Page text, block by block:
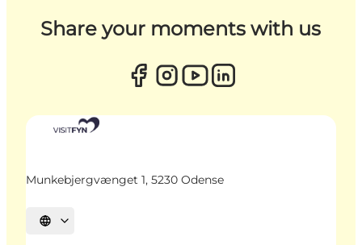
Share your moments with us
Munkebjergvænget 1, 5230 Odense
Sprache auswählen